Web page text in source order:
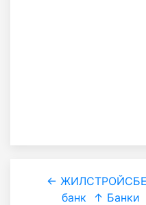
←
банк
↑ Банки